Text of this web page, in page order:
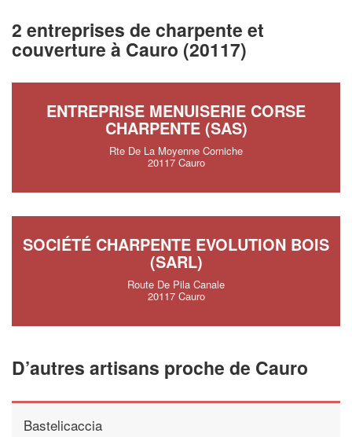
2 entreprises de charpente et
couverture à Cauro (20117)
ENTREPRISE MENUISERIE CORSE
CHARPENTE (SAS)
Rte De La Moyenne Corniche
20117 Cauro
SOCIÉTÉ CHARPENTE EVOLUTION BOIS
(SARL)
Route De Pila Canale
20117 Cauro
D’autres artisans proche de Cauro
Bastelicaccia